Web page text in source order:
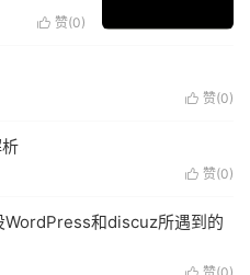
 赞(0)
 赞(0)
 赞(0)
和discuz所遇到的